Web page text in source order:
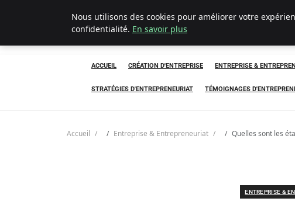
LECFCM
ACCUEIL CRÉATION D'ENTREPRISE ENTREPRISE &
STRATÉGIES D'ENTREPRENEURIAT TÉMOIGNAGES
Accueil Entreprise & Entrepreneuriat Quelles sont les
ENTREPRISE &
Nous utilisons des cookies pour améliorer votre
confidentialité. En savoir plus